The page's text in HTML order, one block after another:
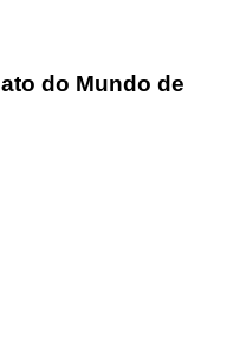
do Mundo de